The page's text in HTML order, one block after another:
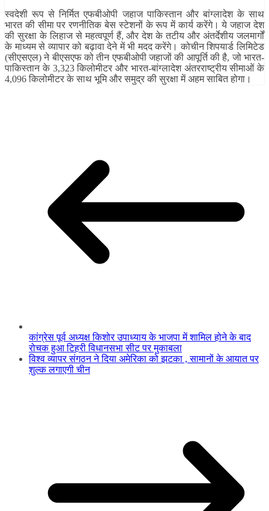
स्वदेशी रूप से निर्मित एफबीओपी जहाज पाकिस्तान और बांग्लादेश के साथ
भारत की सीमा पर रणनीतिक बेस स्टेशनों के रूप में कार्य करेंगे। ये जहाज देश
की सुरक्षा के लिहाज से महत्वपूर्ण हैं, और देश के तटीय और अंतर्देशीय जलमार्गों
के माध्यम से व्यापार को बढ़ावा देने में भी मदद करेंगे। कोचीन शिपयार्ड लिमिटेड
(सीएसएल) ने बीएसएफ को तीन एफबीओपी जहाजों की आपूर्ति की है, जो भारत-
पाकिस्तान के 3,323 किलोमीटर और भारत-बांग्लादेश अंतरराष्ट्रीय सीमाओं के
4,096 किलोमीटर के साथ भूमि और समुद्र की सुरक्षा में अहम साबित होगा।
कांग्रेस पूर्व अध्यक्ष किशोर उपाध्याय के भाजपा में शामिल होने के बाद
रोचक हुआ टिहरी विधानसभा सीट पर मुकाबला
विश्व व्यापर संगठन ने दिया अमेरिका को झटका , सामानों के आयात पर
शुल्क लगाएगी चीन